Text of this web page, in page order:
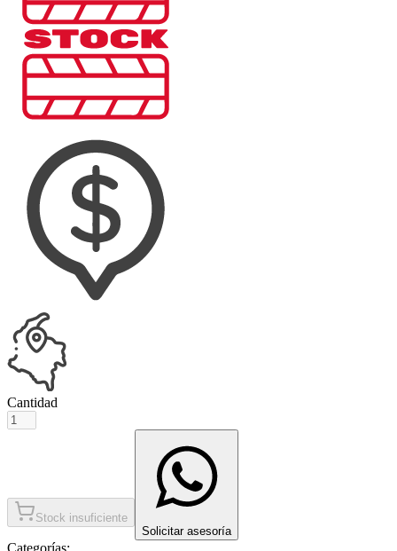
Cantidad
Stock insuficiente
Solicitar asesoría
Categorías: